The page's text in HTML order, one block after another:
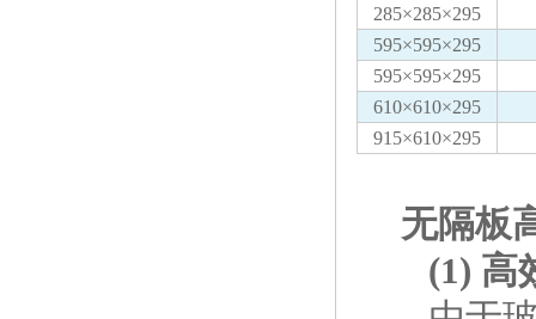
285×285×295
595×595×295
595×595×295
610×610×295
915×610×295
无隔板
(1) 高